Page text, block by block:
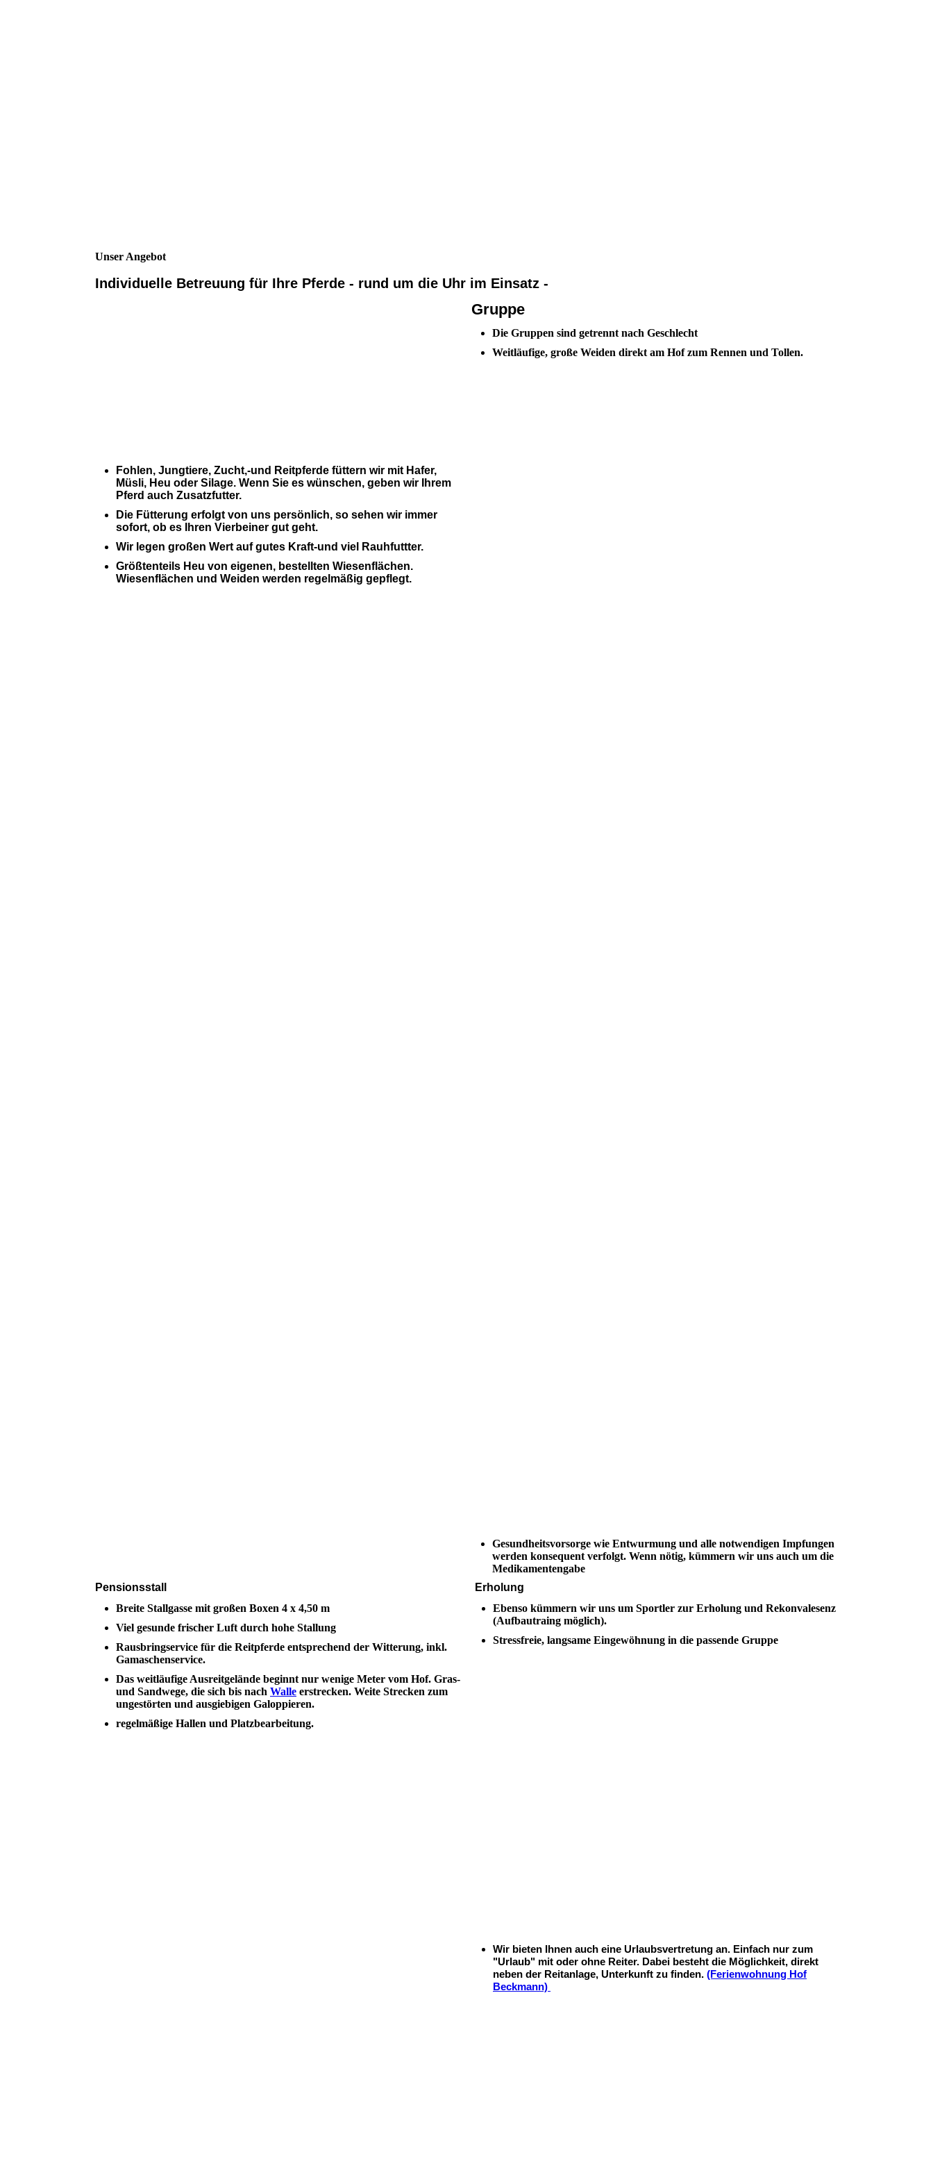
Unser Angebot
Individuelle Betreuung für Ihre Pferde - rund um die Uhr im Einsatz -
Fohlen, Jungtiere, Zucht,-und Reitpferde füttern wir mit Hafer,
Müsli, Heu oder Silage. Wenn Sie es wünschen, geben wir Ihrem
Pferd auch Zusatzfutter.
Die Fütterung erfolgt von uns persönlich, so sehen wir immer
sofort, ob es Ihren Vierbeiner gut geht.
Wir legen großen Wert auf gutes Kraft-und viel
Rauhfuttter.
Größtenteils Heu von eigenen, bestellten Wiesenflächen.
Wiesenflächen und Weiden werden regelmäßig gepflegt.
Gruppe
Die Gruppen sind getrennt nach Geschlecht
Weitläufige, große Weiden direkt am Hof zum Rennen und Tollen.
Gesundheitsvorsorge wie Entwurmung und alle notwendigen Impfungen
werden konsequent verfolgt. Wenn nötig, kümmern wir uns auch um die
Medikamentengabe
Pensionsstall
Breite Stallgasse mit großen Boxen 4 x 4,50 m
Viel gesunde frischer Luft durch hohe Stallung
Rausbringservice für die Reitpferde entsprechend der Witterung, inkl.
Gamaschenservice.
Das weitläufige Ausreitgelände beginnt nur wenige Meter vom Hof. Gras-
und Sandwege, die sich bis nach Walle erstrecken. Weite Strecken zum
ungestörten und ausgiebigen Galoppieren.
regelmäßige Hallen und Platzbearbeitung.
Erholung
Ebenso kümmern wir uns um Sportler zur Erholung und Rekonvalesenz
(Aufbautraing möglich).
Stressfreie, langsame Eingewöhnung in die passende Gruppe
Wir bieten Ihnen auch eine Urlaubsvertretung an. Einfach nur zum
"Urlaub" mit oder ohne Reiter. Dabei besteht die Möglichkeit, direkt
neben der Reitanlage, Unterkunft zu finden. (Ferienwohnung Hof
Beckmann)